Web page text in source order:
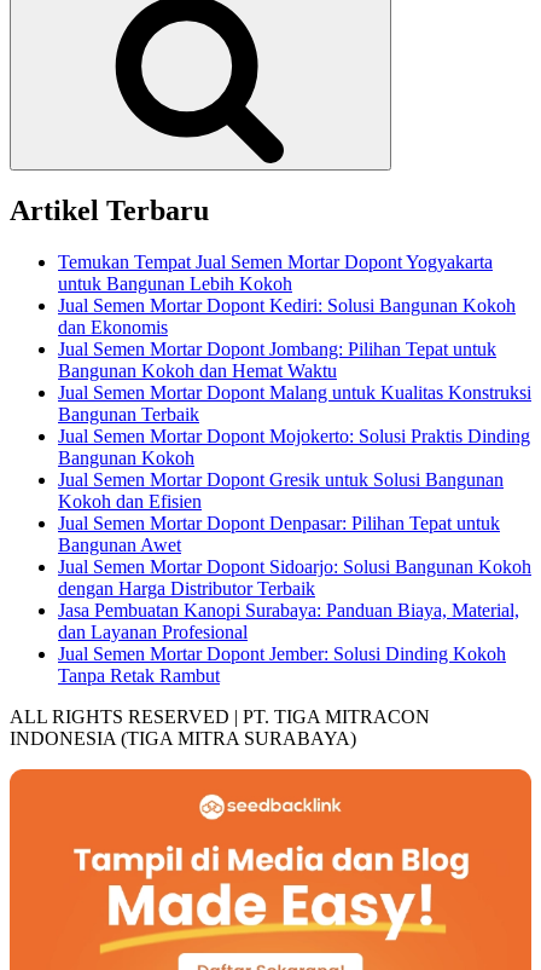
Search
Artikel Terbaru
Temukan Tempat Jual Semen Mortar Dopont Yogyakarta
untuk Bangunan Lebih Kokoh
Jual Semen Mortar Dopont Kediri: Solusi Bangunan Kokoh
dan Ekonomis
Jual Semen Mortar Dopont Jombang: Pilihan Tepat untuk
Bangunan Kokoh dan Hemat Waktu
Jual Semen Mortar Dopont Malang untuk Kualitas Konstruksi
Bangunan Terbaik
Jual Semen Mortar Dopont Mojokerto: Solusi Praktis Dinding
Bangunan Kokoh
Jual Semen Mortar Dopont Gresik untuk Solusi Bangunan
Kokoh dan Efisien
Jual Semen Mortar Dopont Denpasar: Pilihan Tepat untuk
Bangunan Awet
Jual Semen Mortar Dopont Sidoarjo: Solusi Bangunan Kokoh
dengan Harga Distributor Terbaik
Jasa Pembuatan Kanopi Surabaya: Panduan Biaya, Material,
dan Layanan Profesional
Jual Semen Mortar Dopont Jember: Solusi Dinding Kokoh
Tanpa Retak Rambut
ALL RIGHTS RESERVED | PT. TIGA MITRACON
INDONESIA (TIGA MITRA SURABAYA)